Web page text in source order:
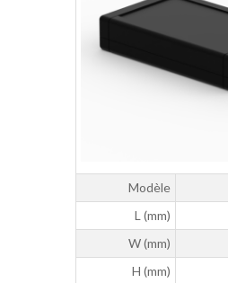
Modèle
L (mm)
W (mm)
H (mm)